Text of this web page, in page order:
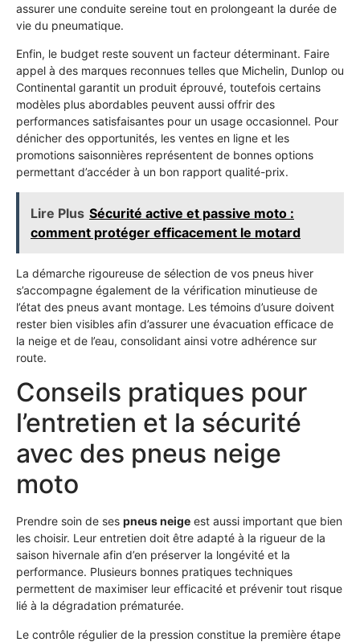
assurer une conduite sereine tout en prolongeant la durée de
vie du pneumatique.
Enfin, le budget reste souvent un facteur déterminant. Faire
appel à des marques reconnues telles que Michelin, Dunlop ou
Continental garantit un produit éprouvé, toutefois certains
modèles plus abordables peuvent aussi offrir des
performances satisfaisantes pour un usage occasionnel. Pour
dénicher des opportunités, les ventes en ligne et les
promotions saisonnières représentent de bonnes options
permettant d’accéder à un bon rapport qualité-prix.
Lire Plus Sécurité active et passive moto :
comment protéger efficacement le motard
La démarche rigoureuse de sélection de vos pneus hiver
s’accompagne également de la vérification minutieuse de
l’état des pneus avant montage. Les témoins d’usure doivent
rester bien visibles afin d’assurer une évacuation efficace de
la neige et de l’eau, consolidant ainsi votre adhérence sur
route.
Conseils pratiques pour
l’entretien et la sécurité
avec des pneus neige
moto
Prendre soin de ses pneus neige est aussi important que bien
les choisir. Leur entretien doit être adapté à la rigueur de la
saison hivernale afin d’en préserver la longévité et la
performance. Plusieurs bonnes pratiques techniques
permettent de maximiser leur efficacité et prévenir tout risque
lié à la dégradation prématurée.
Le contrôle régulier de la pression constitue la première étape